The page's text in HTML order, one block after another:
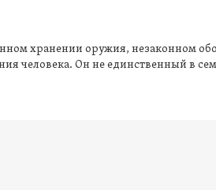
хранении оружия, незаконном
человека. Он не единственный в